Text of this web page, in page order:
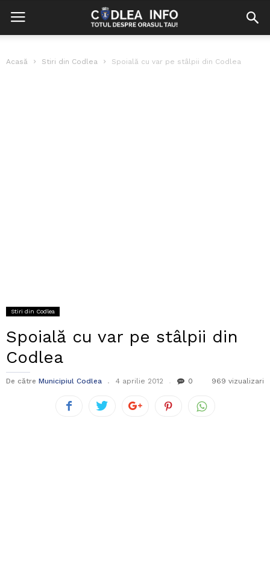
Acasă Stiri din Codlea Spoială cu var pe stâlpii din Codlea
Stiri din Codlea
Spoială cu var pe stâlpii din
Codlea
De către Municipiul Codlea 4 aprilie 2012 0 969 vizualizari